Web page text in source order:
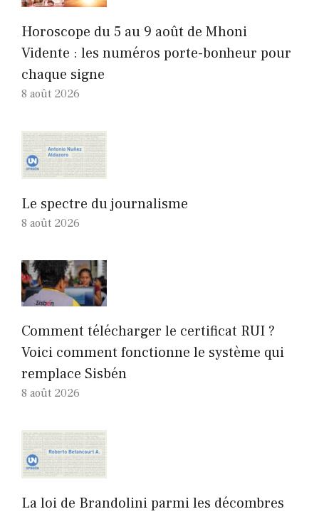
Horoscope du 5 au 9 août de Mhoni
Vidente : les numéros porte-bonheur pour
chaque signe
8 août 2026
Le spectre du journalisme
8 août 2026
Comment télécharger le certificat RUI ?
Voici comment fonctionne le système qui
remplace Sisbén
8 août 2026
La loi de Brandolini parmi les décombres